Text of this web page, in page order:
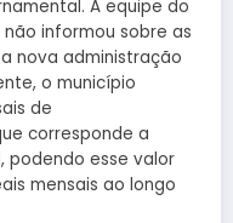
A equipe do
informou sobre as
nova administração
o município
de
corresponde a
podendo esse valor
mensais ao longo